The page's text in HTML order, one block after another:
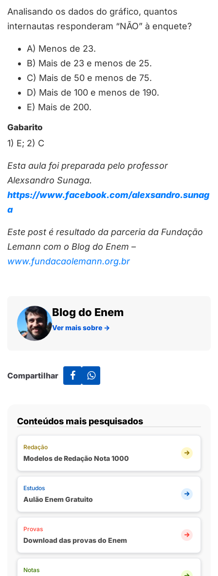
Analisando os dados do gráfico, quantos
internautas responderam “NÃO” à enquete?
A) Menos de 23.
B) Mais de 23 e menos de 25.
C) Mais de 50 e menos de 75.
D) Mais de 100 e menos de 190.
E) Mais de 200.
Gabarito
1) E; 2) C
Esta aula foi preparada pelo professor
Alexsandro Sunaga.
https://www.facebook.com/alexsandro.sunag
a
Este post é resultado da parceria da Fundação
Lemann com o Blog do Enem –
www.fundacaolemann.org.br
Blog do Enem
Ver mais sobre →
Compartilhar
Conteúdos mais pesquisados
Redação
Modelos de Redação Nota 1000
Estudos
Aulão Enem Gratuito
Provas
Download das provas do Enem
Notas